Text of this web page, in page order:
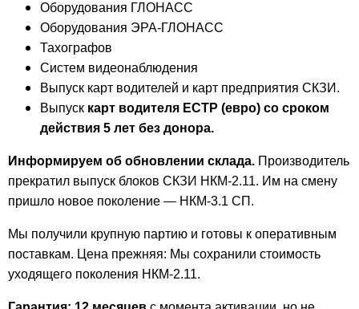
Оборудования ГЛОНАСС
Оборудования ЭРА-ГЛОНАСС
Тахографов
Систем видеонаблюдения
Выпуск карт водителей и карт предприятия СКЗИ.
Выпуск карт водителя ЕСТР (евро) со сроком
действия 5 лет без донора.
Информируем об обновлении склада. Производитель
прекратил выпуск блоков СКЗИ НКМ-2.11. Им на смену
пришло новое поколение — НКМ-3.1 СП.
Мы получили крупную партию и готовы к оперативным
поставкам. Цена прежняя: Мы сохранили стоимость
уходящего поколения НКМ-2.11.